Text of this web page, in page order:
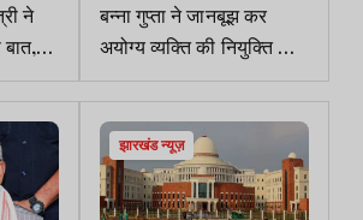
मजबूत
बन्ना गुप्ता ने जानबूझ कर
अयोग्य व्यक्ति की नियुक्ति की,
अयोग्य पाने पर काउंसिल ने
निबंधन किया रद्द
झारखंड न्यूज़